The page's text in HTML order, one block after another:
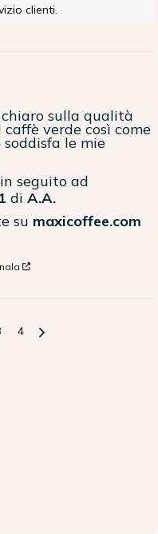
clienti.
sulla qualità
verde così come
le mie
seguito ad
di A.A.
su maxicoffee.com
4